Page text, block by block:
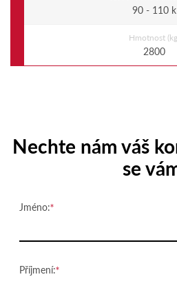
90 - 110 k
Hmotnost
2800
Nechte nám váš
se
Jméno:
Příjmení: